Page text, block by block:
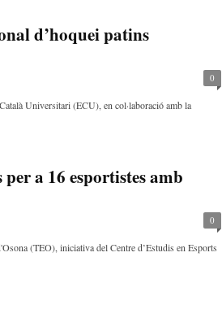
d’hoquei patins
0
Universitari (ECU), en col·laboració amb la
a 16 esportistes amb
0
(TEO), iniciativa del Centre d’Estudis en Esports